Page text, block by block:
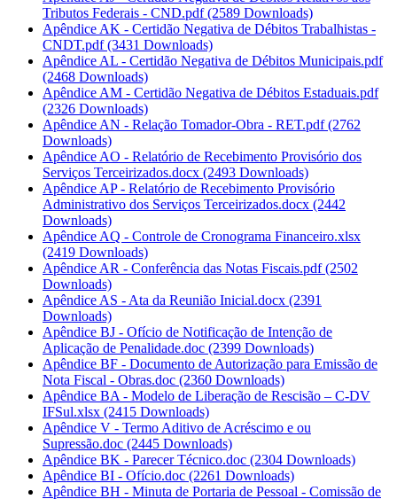
Tributos Federais - CND.pdf(2589 Downloads)
Apêndice AK - Certidão Negativa de Débitos Trabalhistas -
CNDT.pdf(3431 Downloads)
Apêndice AL - Certidão Negativa de Débitos Municipais.pdf
(2468 Downloads)
Apêndice AM - Certidão Negativa de Débitos Estaduais.pdf
(2326 Downloads)
Apêndice AN - Relação Tomador-Obra - RET.pdf(2762
Downloads)
Apêndice AO - Relatório de Recebimento Provisório dos
Serviços Terceirizados.docx (2493 Downloads)
Apêndice AP - Relatório de Recebimento Provisório
Administrativo dos Serviços Terceirizados.docx (2442
Downloads)
Apêndice AQ - Controle de Cronograma Financeiro.xlsx
(2419 Downloads)
Apêndice AR - Conferência das Notas Fiscais.pdf(2502
Downloads)
Apêndice AS - Ata da Reunião Inicial.docx (2391
Downloads)
Apêndice BJ - Ofício de Notificação de Intenção de
Aplicação de Penalidade.doc (2399 Downloads)
Apêndice BF - Documento de Autorização para Emissão de
Nota Fiscal - Obras.doc (2360 Downloads)
Apêndice BA - Modelo de Liberação de Rescisão – C-DV
IFSul.xlsx (2415 Downloads)
Apêndice V - Termo Aditivo de Acréscimo e ou
Supressão.doc (2445 Downloads)
Apêndice BK - Parecer Técnico.doc (2304 Downloads)
Apêndice BI - Ofício.doc (2261 Downloads)
Apêndice BH - Minuta de Portaria de Pessoal - Comissão de